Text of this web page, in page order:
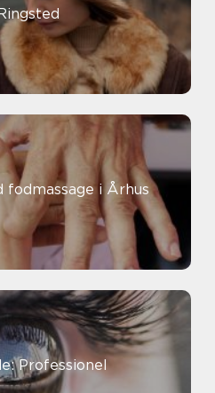
i Århus
Professionel